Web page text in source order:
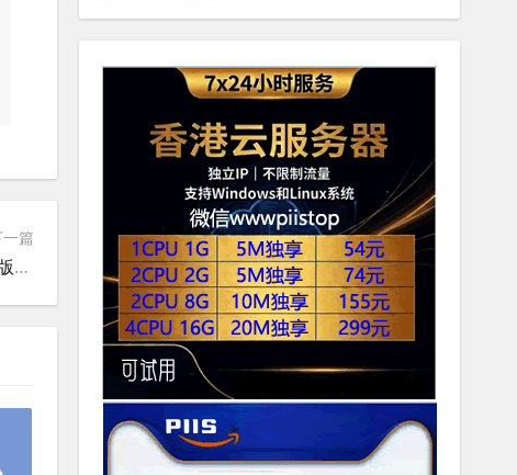
篇
AutoCAD 2022.1.6 简体中文版（64位）最新破解版下载
两台电脑
第5卷提取以下文件到BOOT文
件夹：;DWM桌面窗口管理器